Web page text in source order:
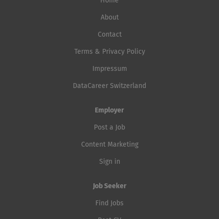
About
Contact
Terms & Privacy Policy
Impressum
DataCareer Switzerland
Employer
Post a Job
Content Marketing
Sign in
Job Seeker
Find Jobs